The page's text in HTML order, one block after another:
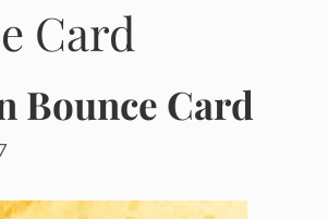
Card
Bounce Card